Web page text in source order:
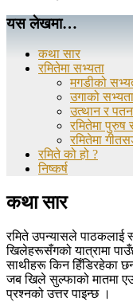
यस लेखमा…
कथा सार
रमितेमा सभ्यता
मगडीको
उगाको सभ्यता
उत्थान र पतन
रमितेमा पुरुष
रमितेमा
रमिते को हो ?
निष्कर्ष
कथा सार
रमिते उपन्यासले पाठकलाई
खिलेहरूसँगको यात्रामा
साथीहरू किन हिँडिरहेका
जब खिले सुल्फाको मातमा
प्रश्नको उत्तर पाइन्छ ।